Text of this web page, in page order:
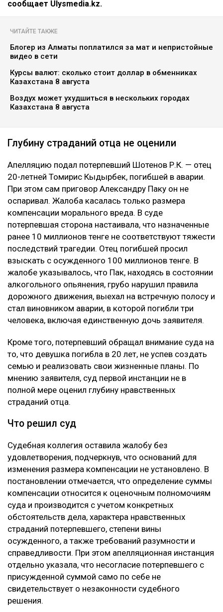
сообщает Ulysmedia.kz.
ЧИТАЙТЕ ТАКЖЕ
Блогер из Алматы поплатился за мат и непристойные
видео в сети
Курсы валют: сколько стоит доллар в обменниках
Казахстана 8 августа
Воздух может ухудшиться в нескольких городах
Казахстана 8 августа
Глубину страданий отца не оценили
Апелляцию подал потерпевший Шотенов Р.К. — отец
20-летней Томирис Кыдырбек, погибшей в аварии.
При этом сам приговор Александру Паку он не
оспаривал. Жалоба касалась только размера
компенсации морального вреда. В суде
потерпевшая сторона настаивала, что назначенные
ранее 10 миллионов тенге не соответствуют тяжести
последствий трагедии. Отец погибшей просил
взыскать с осужденного 100 миллионов тенге. В
жалобе указывалось, что Пак, находясь в состоянии
алкогольного опьянения, грубо нарушил правила
дорожного движения, выехал на встречную полосу и
стал виновником аварии, в которой погибли три
человека, включая единственную дочь заявителя.
Кроме того, потерпевший обращал внимание суда на
то, что девушка погибла в 20 лет, не успев создать
семью и реализовать свои жизненные планы. По
мнению заявителя, суд первой инстанции не в
полной мере оценил глубину нравственных
страданий отца.
Что решил суд
Судебная коллегия оставила жалобу без
удовлетворения, подчеркнув, что оснований для
изменения размера компенсации не установлено. В
постановлении отмечается, что определение суммы
компенсации относится к оценочным полномочиям
суда и производится с учетом конкретных
обстоятельств дела, характера нравственных
страданий потерпевшего, степени вины
осужденного, а также требований разумности и
справедливости. При этом апелляционная инстанция
отдельно указала, что несогласие потерпевшего с
присужденной суммой само по себе не
свидетельствует о незаконности судебного
решения.